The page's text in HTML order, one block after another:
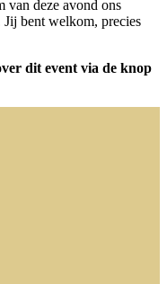
van deze avond ons
bent welkom, precies
dit event via de knop